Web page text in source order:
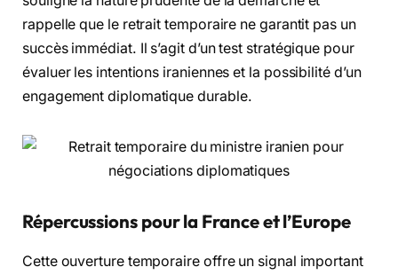
rappelle que le retrait temporaire ne garantit pas un
succès immédiat. Il s’agit d’un test stratégique pour
évaluer les intentions iraniennes et la possibilité d’un
engagement diplomatique durable.
Répercussions pour la France et l’Europe
Cette ouverture temporaire offre un signal important